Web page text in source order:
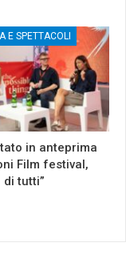
E SPETTACOLI
in anteprima
Film festival,
di tutti”